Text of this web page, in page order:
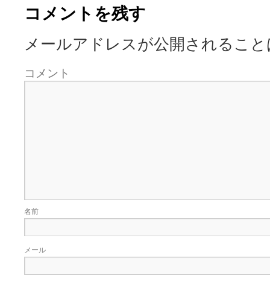
コメントを残す
メールアドレスが公開されるこ
コメント
名前
メール